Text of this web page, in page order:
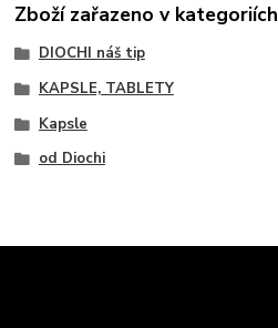
Zboží zařazeno v kategoriích
DIOCHI náš tip
KAPSLE, TABLETY
Kapsle
od Diochi